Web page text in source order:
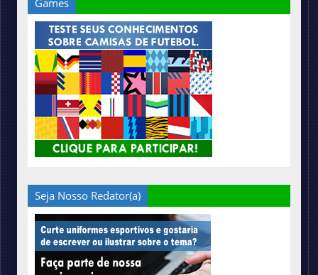
Games
Seja Nosso Redator(a)